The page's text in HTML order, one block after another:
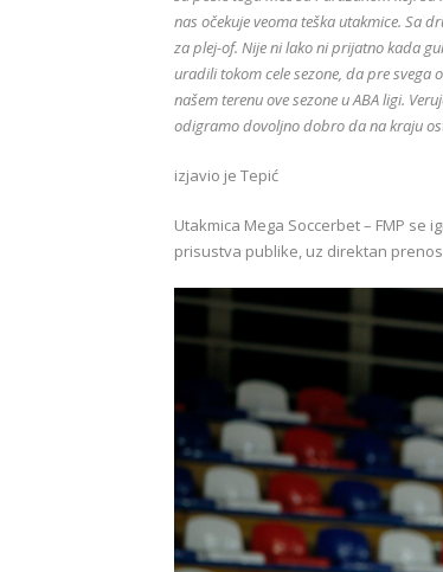
nas očekuje veoma teška utakmice. Sa
za plej-of. Nije ni lako ni prijatno kada
uradili tokom cele sezone, da pre
našem terenu ove sezone u ABA ligi.
odigramo dovoljno dobro da na kraju
izjavio je Tepić
Utakmica Mega Soccerbet – FMP se
prisustva publike, uz direktan